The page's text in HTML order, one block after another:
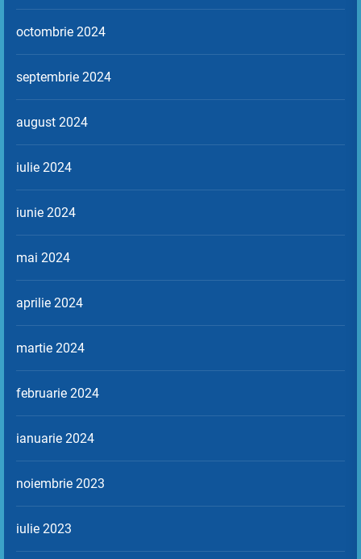
octombrie 2024
septembrie 2024
august 2024
iulie 2024
iunie 2024
mai 2024
aprilie 2024
martie 2024
februarie 2024
ianuarie 2024
noiembrie 2023
iulie 2023